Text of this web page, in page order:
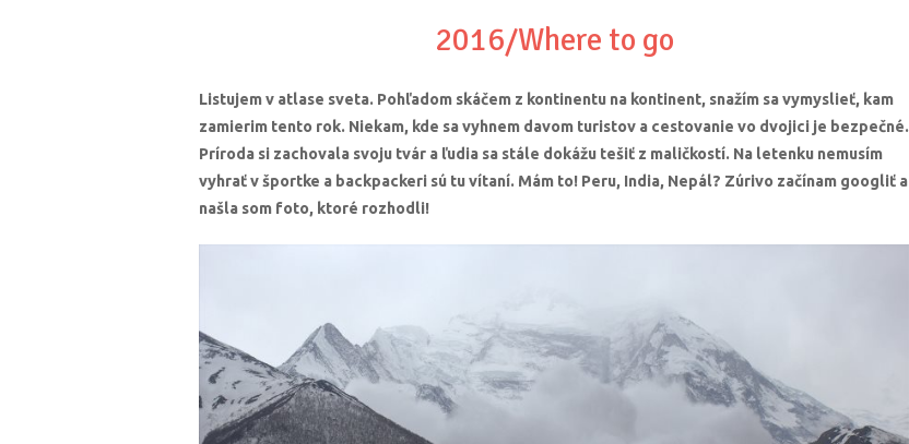
2016/Where to go
Listujem v atlase sveta. Pohľadom skáčem z kontinentu na kontinent, snažím sa vymyslieť, kam
zamierim tento rok. Niekam, kde sa vyhnem davom turistov a cestovanie vo dvojici je bezpečné.
Príroda si zachovala svoju tvár a ľudia sa stále dokážu tešiť z maličkostí. Na letenku nemusím
vyhrať v športke a backpackeri sú tu vítaní. Mám to! Peru, India, Nepál? Zúrivo začínam googliť a
našla som foto, ktoré rozhodli!